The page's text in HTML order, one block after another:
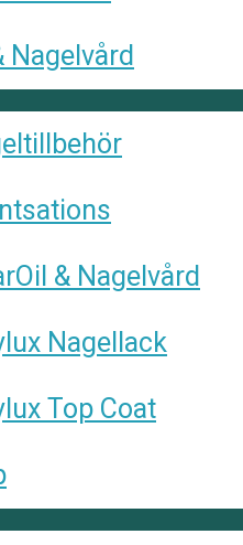
Nagelvård
& Nagelvård
Nagellack
Top Coat